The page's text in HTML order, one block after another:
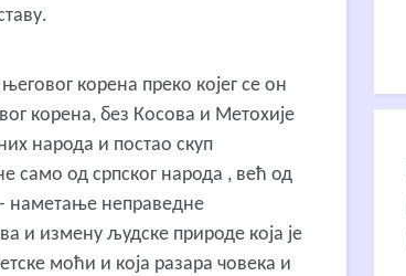
корена преко којег се он
корена, без Косова и Метохије
народа и постао скуп
само од српског народа , већ од
наметање неправедне
и измену људске природе која је
моћи и која разара човека и